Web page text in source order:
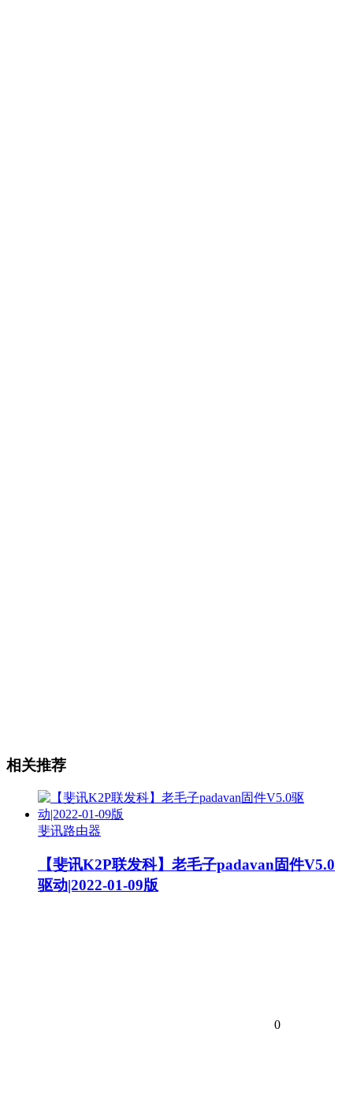
相关推荐
斐讯路由器
【斐讯K2P联发科】老毛子padavan固件V5.0
驱动|2022-01-09版
0